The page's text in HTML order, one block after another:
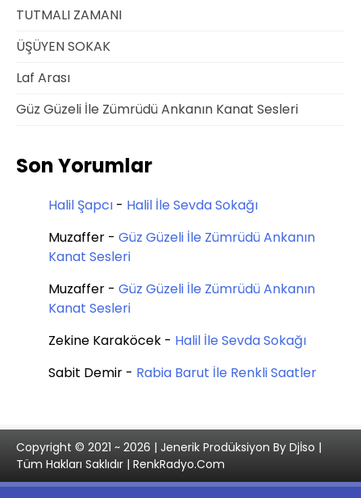
TUTMALI ZAMANI
ÜŞÜYEN SOKAK
Laf Arası
Güz Güzeli İle Zümrüdü Ankanın Kanat Sesleri
Son Yorumlar
Halil Şapcı - Halil İle Sevda Sokağı
Muzaffer - Güz Güzeli İle Zümrüdü Ankanın
Kanat Sesleri
Muzaffer - Güz Güzeli İle Zümrüdü Ankanın
Kanat Sesleri
Zekine Karaköcek - Halil İle Sevda Sokağı
Sabit Demir - Rabia Barut İle Renkli Saatler
Copyright © 2021 ~ 2026 | Jenerik Prodüksiyon By Djİso |
Tüm Hakları Saklıdır | RenkRadyo.Com